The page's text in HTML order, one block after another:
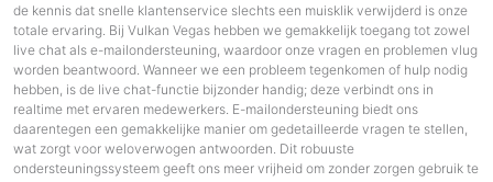
de kennis dat snelle klantenservice slechts een muisklik verwijderd is onze
totale ervaring. Bij Vulkan Vegas hebben we gemakkelijk toegang tot zowel
live chat als e-mailondersteuning, waardoor onze vragen en problemen vlug
worden beantwoord. Wanneer we een probleem tegenkomen of hulp nodig
hebben, is de live chat-functie bijzonder handig; deze verbindt ons in
realtime met ervaren medewerkers. E-mailondersteuning biedt ons
daarentegen een gemakkelijke manier om gedetailleerde vragen te stellen,
wat zorgt voor weloverwogen antwoorden. Dit robuuste
ondersteuningssysteem geeft ons meer vrijheid om zonder zorgen gebruik te